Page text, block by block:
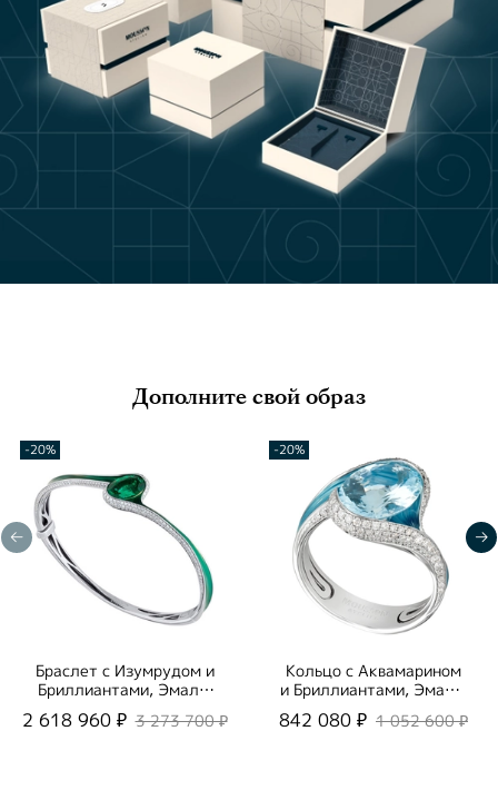
Дополните свой образ
-20%
Браслет с Изумрудом и
Бриллиантами, Эмаль,
Br0123-0/1
2 618 960 ₽ 3 273 700 ₽
-20%
Кольцо с Аквамарином
и Бриллиантами, Эмаль,
R0123-0/3
842 080 ₽ 1 052 600 ₽